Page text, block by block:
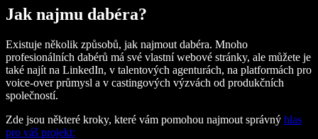
Jak najmu dabéra?
Existuje několik způsobů, jak najmout dabéra. Mnoho
profesionálních dabérů má své vlastní webové stránky, ale můžete je
také najít na LinkedIn, v talentových agenturách, na platformách pro
voice-over průmysl a v castingových výzvách od produkčních
společností.
Zde jsou některé kroky, které vám pomohou najmout správný hlas
pro váš projekt: